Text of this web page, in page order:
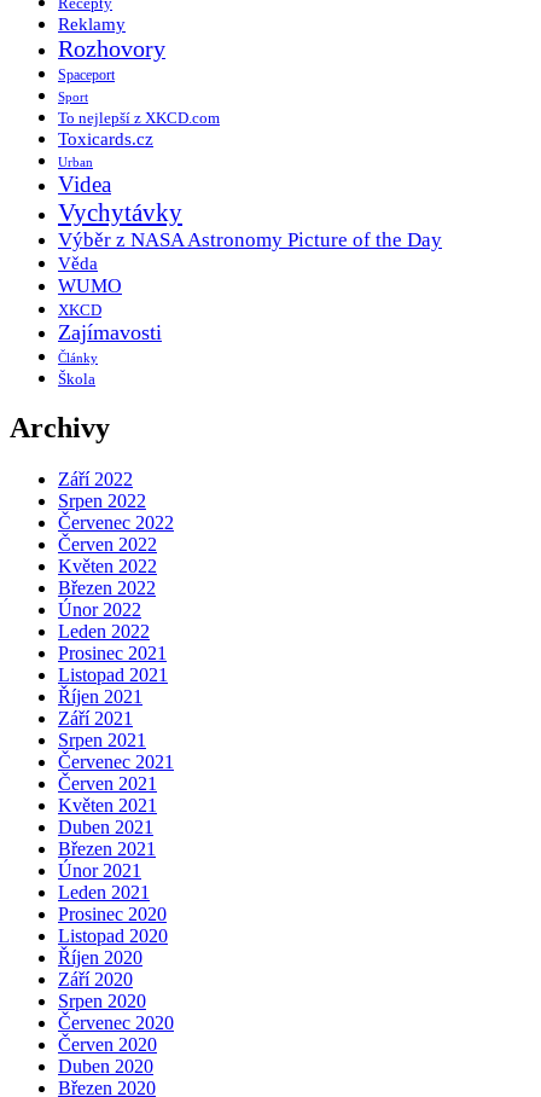
Reklamy
Rozhovory
Spaceport
Sport
To nejlepší z XKCD.com
Toxicards.cz
Urban
Videa
Vychytávky
Výběr z NASA Astronomy Picture of the Day
Věda
WUMO
XKCD
Zajímavosti
Články
Škola
Archivy
Září 2022
Srpen 2022
Červenec 2022
Červen 2022
Květen 2022
Březen 2022
Únor 2022
Leden 2022
Prosinec 2021
Listopad 2021
Říjen 2021
Září 2021
Srpen 2021
Červenec 2021
Červen 2021
Květen 2021
Duben 2021
Březen 2021
Únor 2021
Leden 2021
Prosinec 2020
Listopad 2020
Říjen 2020
Září 2020
Srpen 2020
Červenec 2020
Červen 2020
Duben 2020
Březen 2020